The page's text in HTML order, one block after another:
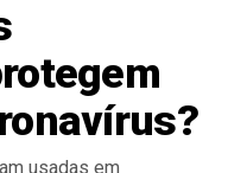
usadas em